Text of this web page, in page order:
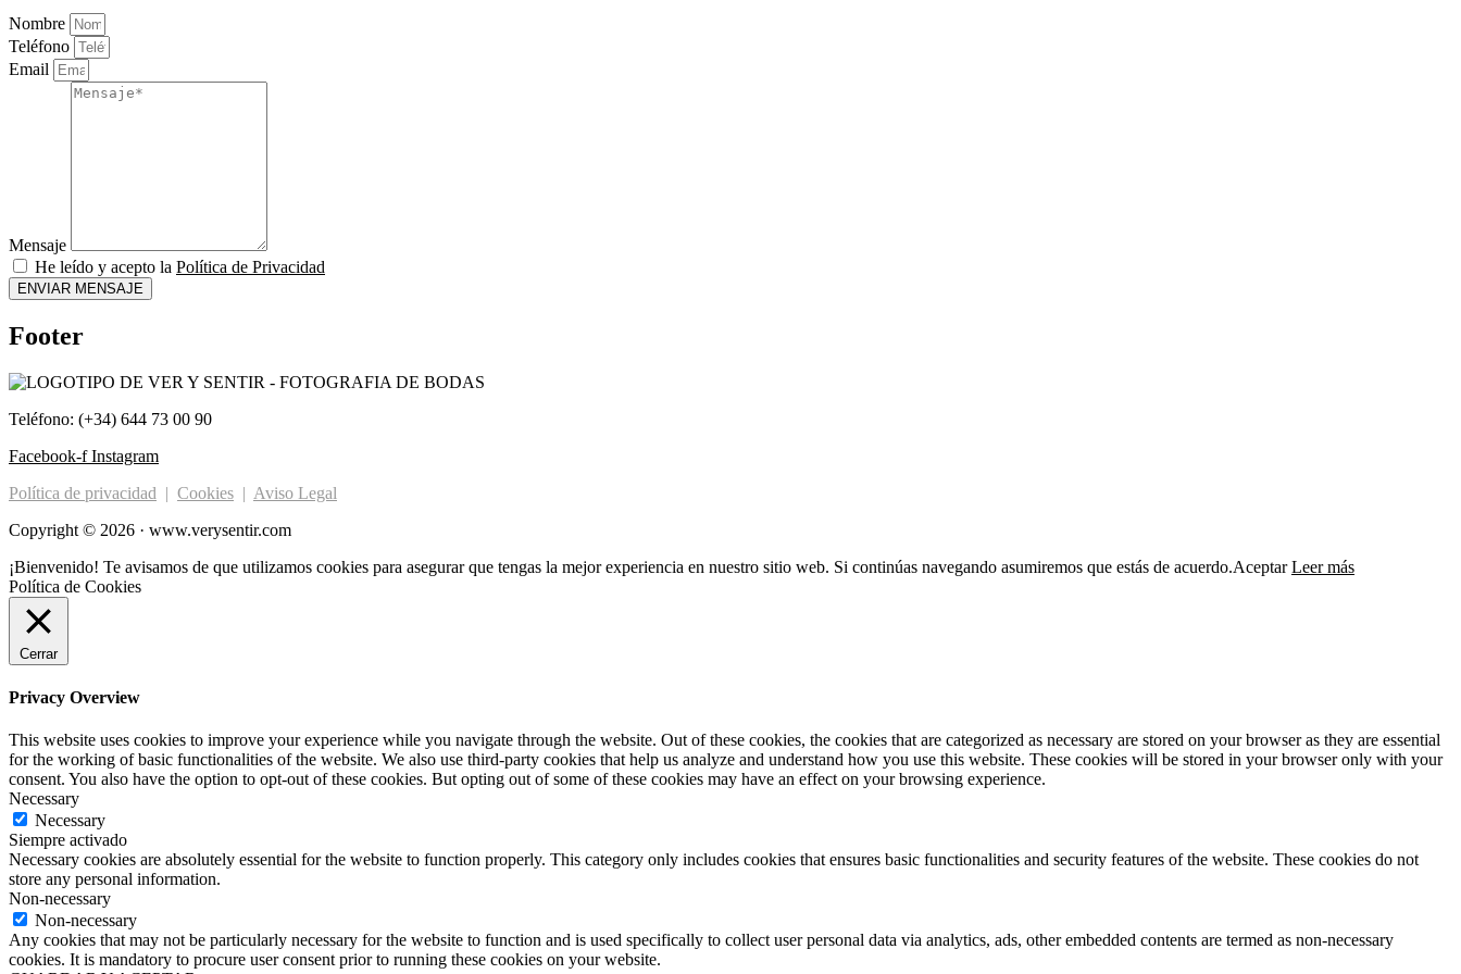
Nombre
Teléfono
Email
Mensaje
He leído y acepto la Política de Privacidad
ENVIAR MENSAJE
Footer
Teléfono: (+34) 644 73 00 90
Facebook-f Instagram
Política de privacidad | Cookies | Aviso Legal
Copyright © 2026 · www.verysentir.com
¡Bienvenido! Te avisamos de que utilizamos cookies para asegurar que tengas la mejor experiencia en nuestro sitio web. Si continúas navegando asumiremos que estás de acuerdo.Aceptar Leer más
Política de Cookies
Cerrar
Privacy Overview
This website uses cookies to improve your experience while you navigate through the website. Out of these cookies, the cookies that are categorized as necessary are stored on your browser as they are essential
for the working of basic functionalities of the website. We also use third-party cookies that help us analyze and understand how you use this website. These cookies will be stored in your browser only with your
consent. You also have the option to opt-out of these cookies. But opting out of some of these cookies may have an effect on your browsing experience.
Necessary
Necessary
Siempre activado
Necessary cookies are absolutely essential for the website to function properly. This category only includes cookies that ensures basic functionalities and security features of the website. These cookies do not
store any personal information.
Non-necessary
Non-necessary
Any cookies that may not be particularly necessary for the website to function and is used specifically to collect user personal data via analytics, ads, other embedded contents are termed as non-necessary
cookies. It is mandatory to procure user consent prior to running these cookies on your website.